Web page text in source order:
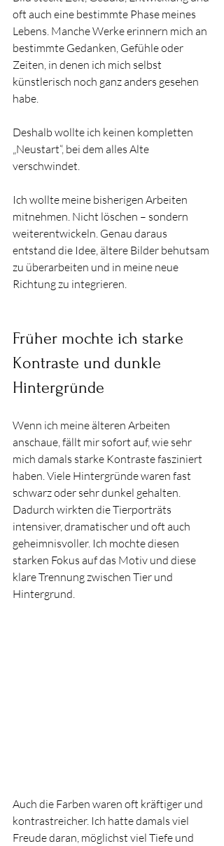
oft auch eine bestimmte Phase meines
Lebens. Manche Werke erinnern mich an
bestimmte Gedanken, Gefühle oder
Zeiten, in denen ich mich selbst
künstlerisch noch ganz anders gesehen
habe.
Deshalb wollte ich keinen kompletten
„Neustart“, bei dem alles Alte
verschwindet.
Ich wollte meine bisherigen Arbeiten
mitnehmen. Nicht löschen – sondern
weiterentwickeln. Genau daraus
entstand die Idee, ältere Bilder behutsam
zu überarbeiten und in meine neue
Richtung zu integrieren.
Früher mochte ich starke
Kontraste und dunkle
Hintergründe
Wenn ich meine älteren Arbeiten
anschaue, fällt mir sofort auf, wie sehr
mich damals starke Kontraste fasziniert
haben. Viele Hintergründe waren fast
schwarz oder sehr dunkel gehalten.
Dadurch wirkten die Tierporträts
intensiver, dramatischer und oft auch
geheimnisvoller. Ich mochte diesen
starken Fokus auf das Motiv und diese
klare Trennung zwischen Tier und
Hintergrund.
Auch die Farben waren oft kräftiger und
kontrastreicher. Ich hatte damals viel
Freude daran, möglichst viel Tiefe und